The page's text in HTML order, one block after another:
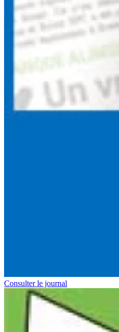
Consulter le journal